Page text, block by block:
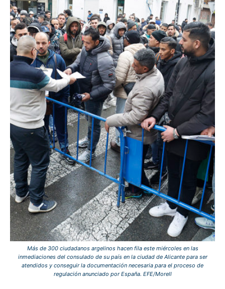
Más de 300 ciudadanos argelinos hacen fila este miércoles en las
inmediaciones del consulado de su país en la ciudad de Alicante para ser
atendidos y conseguir la documentación necesaria para el proceso de
regulación anunciado por España. EFE/Morell